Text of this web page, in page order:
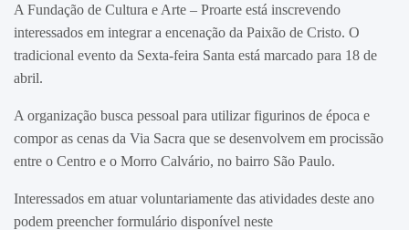
A Fundação de Cultura e Arte – Proarte está inscrevendo
interessados em integrar a encenação da Paixão de Cristo. O
tradicional evento da Sexta-feira Santa está marcado para 18 de
abril.
A organização busca pessoal para utilizar figurinos de época e
compor as cenas da Via Sacra que se desenvolvem em procissão
entre o Centro e o Morro Calvário, no bairro São Paulo.
Interessados em atuar voluntariamente das atividades deste ano
podem preencher formulário disponível neste